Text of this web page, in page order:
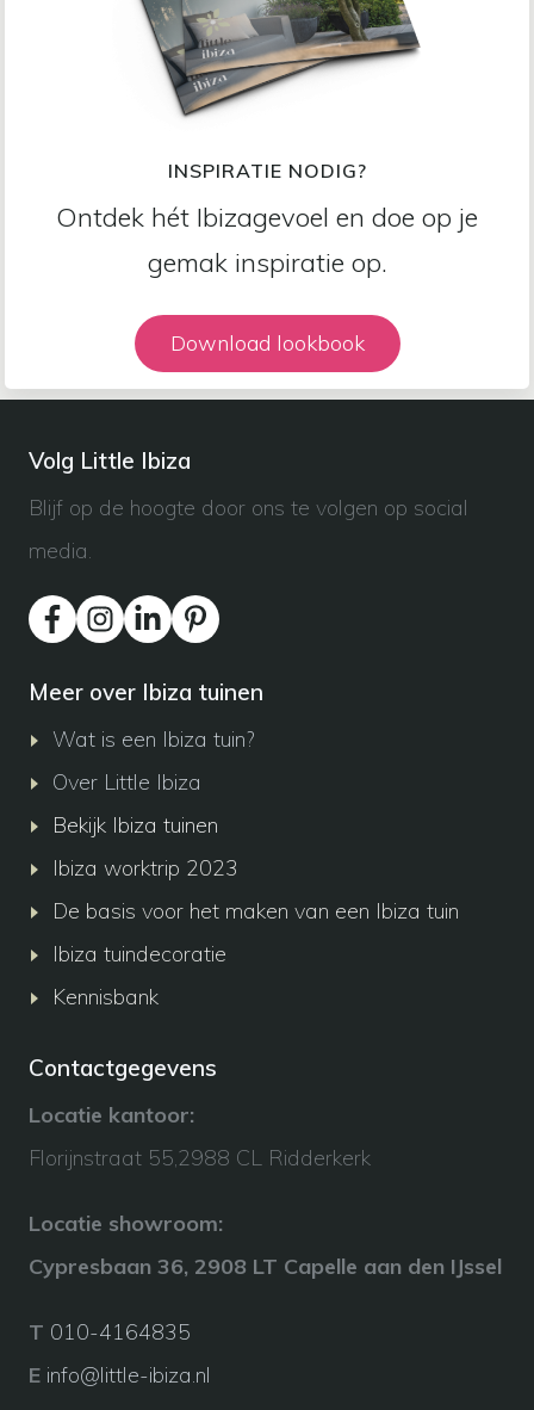
INSPIRATIE NODIG?
Ontdek hét Ibizagevoel en doe op je
gemak inspiratie op.
Download lookbook
Volg Little Ibiza
Blijf op de hoogte door ons te volgen op social
media.
Meer over Ibiza tuinen
Wat is een Ibiza tuin?
Over Little Ibiza
Bekijk Ibiza tuinen
Ibiza worktrip 2023
De basis voor het maken van een Ibiza tuin
Ibiza tuindecoratie
Kennisbank
Contactgegevens
Locatie kantoor:
Florijnstraat 55,2988 CL Ridderkerk
Locatie showroom:
Cypresbaan 36, 2908 LT Capelle aan den IJssel
T 010-4164835
E info@little-ibiza.nl